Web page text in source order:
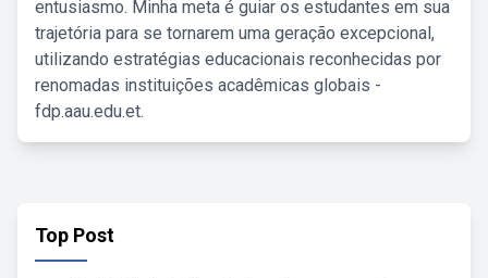
entusiasmo. Minha meta é guiar os estudantes em sua
trajetória para se tornarem uma geração excepcional,
utilizando estratégias educacionais reconhecidas por
renomadas instituições acadêmicas globais -
fdp.aau.edu.et.
Top Post